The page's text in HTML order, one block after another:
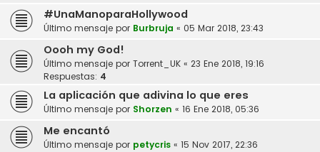
#UnaManoparaHollywood
Último mensaje por Burbruja « 05 Mar 2018, 23:43
Oooh my God!
Último mensaje por Torrent_UK « 23 Ene 2018, 19:16
Respuestas: 4
La aplicación que adivina lo que eres
Último mensaje por Shorzen « 16 Ene 2018, 05:36
Me encantó
Último mensaje por petycris « 15 Nov 2017, 22:36